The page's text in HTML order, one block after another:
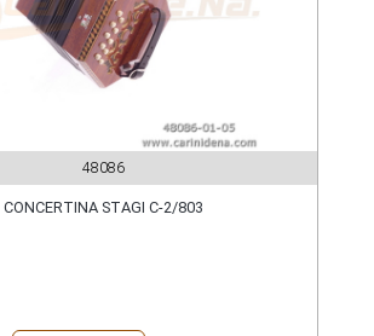
48086
CONCERTINA STAGI C-2/803